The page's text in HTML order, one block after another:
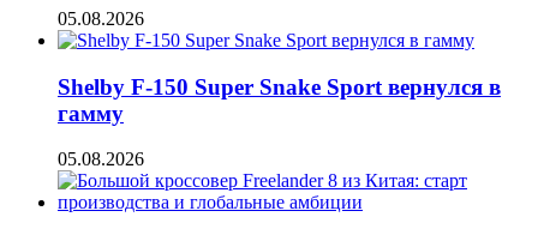
05.08.2026
Shelby F-150 Super Snake Sport вернулся в
гамму
05.08.2026